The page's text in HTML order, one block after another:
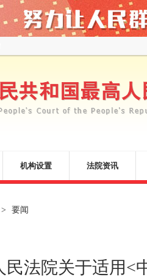
机构设置 法院资讯
> 要闻
民法院关于适用